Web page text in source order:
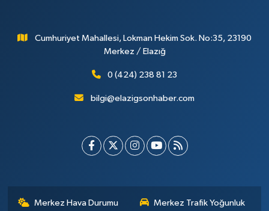
Cumhuriyet Mahallesi, Lokman Hekim Sok. No:35, 23190
Merkez / Elazığ
0 (424) 238 81 23
bilgi@elazigsonhaber.com
Merkez Hava Durumu Merkez Trafik Yoğunluk